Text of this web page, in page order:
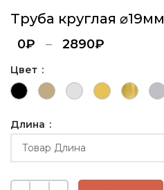
Труба круглая ⌀19мм
0₽ – 2890₽
Цвет
Длина